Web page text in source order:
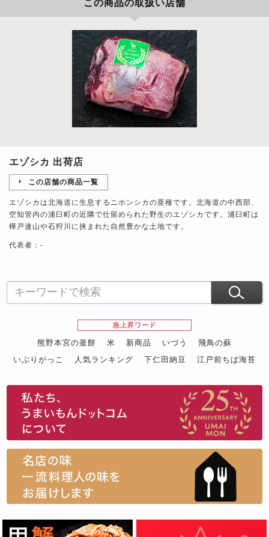
この商品の取扱い店舗
エゾシカ 出荷店
この店舗の商品一覧
エゾシカは北海道に生息するニホンシカの亜種です。北海道の中西部、
空知管内の浦臼町の近隣で仕留められた野生のエゾシカです。浦臼町は
樺戸連山や石狩川に挟まれた自然豊かな土地です。
代表者：-
急上昇ワード
熊野本宮の釜餅 米 新商品 いづう
飛鳥の蘇
いぶりがっこ
人気ランキング 下仁田納豆
江戸前ちば海苔